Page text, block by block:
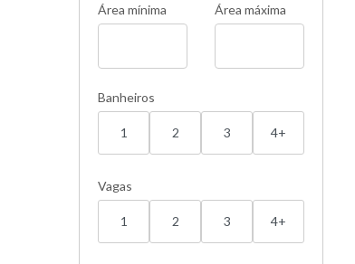
Área mínima Área máxima
Banheiros
1 2 3 4+
Vagas
1 2 3 4+